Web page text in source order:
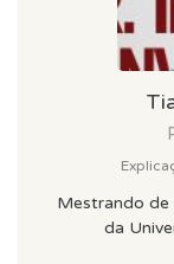
Mestrando de
da